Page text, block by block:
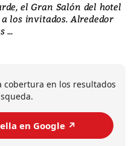
el Gran Salón del hotel
los invitados. Alrededor
...
cobertura en los resultados
en Google ↗️